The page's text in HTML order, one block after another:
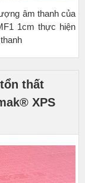
âm thanh của
1cm thực hiện
thất
XPS